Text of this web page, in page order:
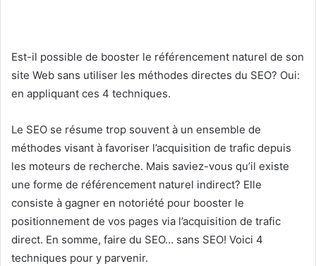
Est-il possible de booster le référencement naturel de son
site Web sans utiliser les méthodes directes du SEO? Oui:
en appliquant ces 4 techniques.
Le SEO se résume trop souvent à un ensemble de
méthodes visant à favoriser l’acquisition de trafic depuis
les moteurs de recherche. Mais saviez-vous qu’il existe
une forme de référencement naturel indirect? Elle
consiste à gagner en notoriété pour booster le
positionnement de vos pages via l’acquisition de trafic
direct. En somme, faire du SEO… sans SEO! Voici 4
techniques pour y parvenir.